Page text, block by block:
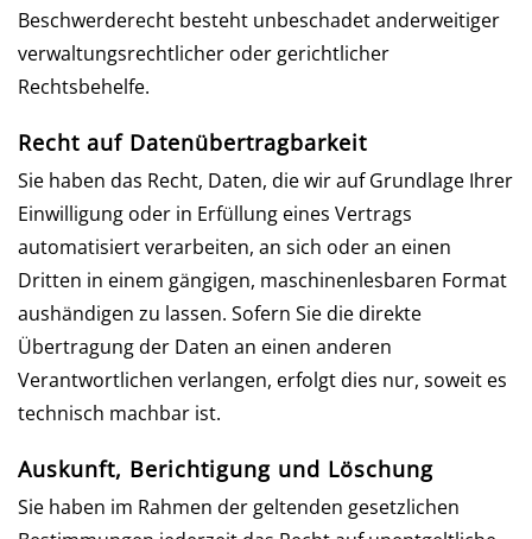
Beschwerderecht besteht unbeschadet anderweitiger
verwaltungsrechtlicher oder gerichtlicher
Rechtsbehelfe.
Recht auf Daten­übertrag­barkeit
Sie haben das Recht, Daten, die wir auf Grundlage Ihrer
Einwilligung oder in Erfüllung eines Vertrags
automatisiert verarbeiten, an sich oder an einen
Dritten in einem gängigen, maschinenlesbaren Format
aushändigen zu lassen. Sofern Sie die direkte
Übertragung der Daten an einen anderen
Verantwortlichen verlangen, erfolgt dies nur, soweit es
technisch machbar ist.
Auskunft, Berichtigung und Löschung
Sie haben im Rahmen der geltenden gesetzlichen